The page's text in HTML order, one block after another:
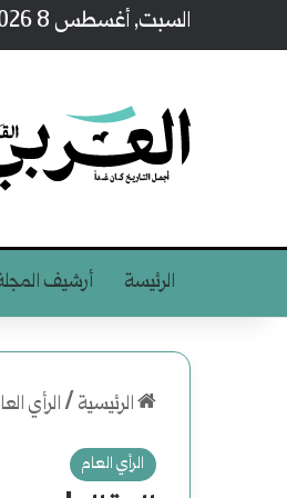
السبت, أغسطس 8 2026
الرئيسة أرشيف
الرئيسية /الرأي
الرأي العام